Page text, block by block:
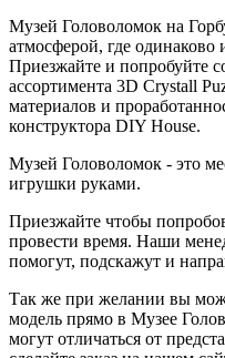
Музей Головоломок на
атмосферой, где одинаково
Приезжайте и попробуйте
ассортимента 3D Crystall
материалов и
конструктора DIY House.
Музей Головоломок - это
игрушки руками.
Приезжайте чтобы
провести время. Наши
помогут, подскажут и
Так же при желании вы
модель прямо в Музее
могут отличаться от